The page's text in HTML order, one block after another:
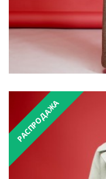
РАСПРОДАЖА